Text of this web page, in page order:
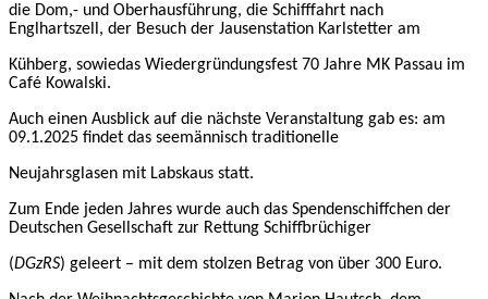
die Dom,- und Oberhausführung, die Schifffahrt nach
Englhartszell, der Besuch der Jausenstation Karlstetter am
Kühberg, sowiedas Wiedergründungsfest 70 Jahre MK Passau im
Café Kowalski.
Auch einen Ausblick auf die nächste Veranstaltung gab es: am
09.1.2025 findet das seemännisch traditionelle
Neujahrsglasen mit Labskaus statt.
Zum Ende jeden Jahres wurde auch das Spendenschiffchen der
Deutschen Gesellschaft zur Rettung Schiffbrüchiger
(DGzRS) geleert – mit dem stolzen Betrag von über 300 Euro.